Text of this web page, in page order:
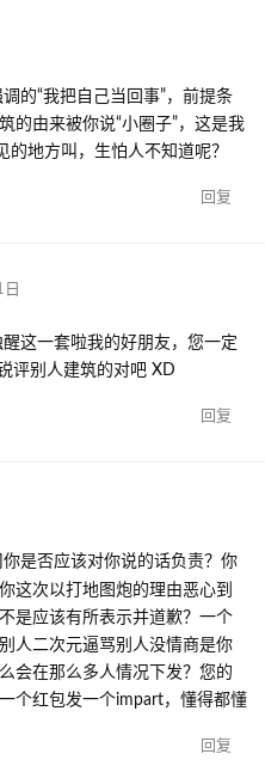
的“我把自己当回事”，前提条
的由来被你说“小圈子”，这是我
的地方叫，生怕人不知道呢？
回复
这一套啦我的好朋友，您一定
评别人建筑的对吧 XD
回复
是否应该对你说的话负责？你
这次以打地图炮的理由恶心到
是应该有所表示并道歉？一个
人二次元逼骂别人没情商是你
会在那么多人情况下发？您的
个红包发一个impart，懂得都懂
回复